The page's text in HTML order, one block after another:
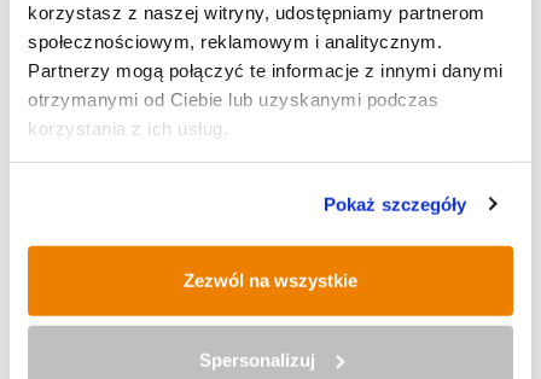
korzystasz z naszej witryny, udostępniamy partnerom
społecznościowym, reklamowym i analitycznym.
Partnerzy mogą połączyć te informacje z innymi danymi
otrzymanymi od Ciebie lub uzyskanymi podczas
korzystania z ich usług.
Pokaż szczegóły
Zezwól na wszystkie
Spersonalizuj
IX Rudzki Półmaraton Industrialny
na budowie trasy N-S
Śląskie dla Przedsiębiorcy: Kluczowe
instytucje rynku pracy w Stacji